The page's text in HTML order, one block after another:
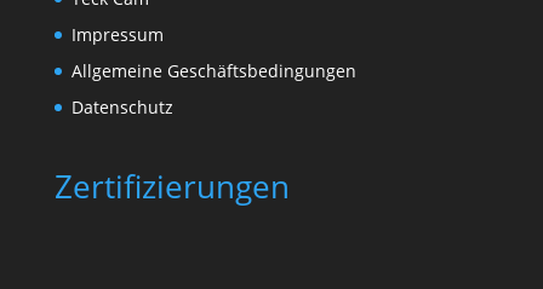
Impressum
Allgemeine Geschäftsbedingungen
Datenschutz
Zertifizierungen